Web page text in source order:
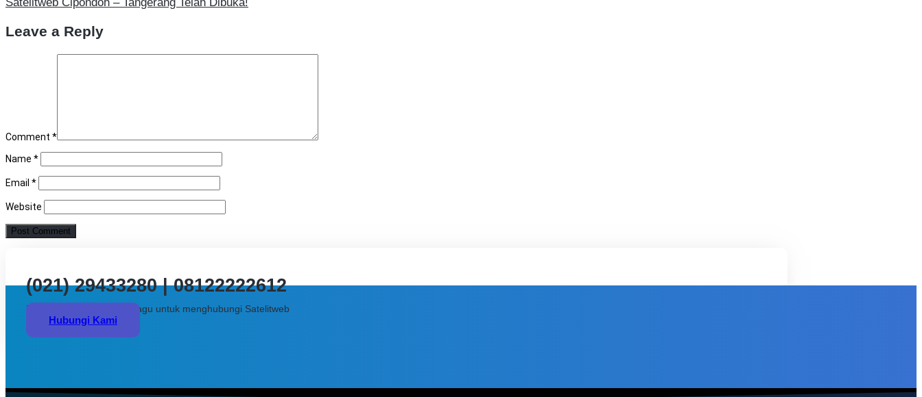
Leave a Reply
Comment *
Name *
Email *
Website
(021) 29433280 | 08122222612
Butuh bantuan? Jangan ragu untuk menghubungi Satelitweb
Hubungi Kami